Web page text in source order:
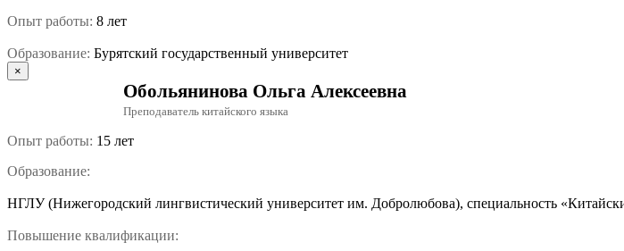
Опыт работы: 8 лет
Образование: Бурятский государственный университет
×
Обольянинова Ольга Алексеевна
Преподаватель китайского языка
Опыт работы: 15 лет
Образование:
НГЛУ (Нижегородский лингвистический университет им. Добролюбова), специальность
Повышение квалификации: